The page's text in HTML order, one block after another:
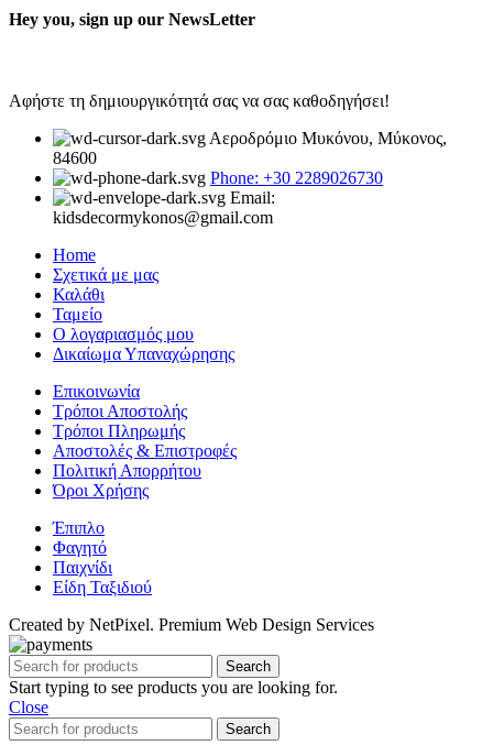
Hey you, sign up our NewsLetter
Αφήστε τη δημιουργικότητά σας να σας καθοδηγήσει!
Αεροδρόμιο Μυκόνου, Μύκονος,
84600
Phone: +30 2289026730
Email:
kidsdecormykonos@gmail.com
Home
Σχετικά με μας
Καλάθι
Ταμείο
Ο λογαριασμός μου
Δικαίωμα Υπαναχώρησης
Επικοινωνία
Τρόποι Αποστολής
Τρόποι Πληρωμής
Αποστολές & Επιστροφές
Πολιτική Απορρήτου
Όροι Χρήσης
Έπιπλο
Φαγητό
Παιχνίδι
Είδη Ταξιδιού
Created by NetPixel. Premium Web Design Services
Search
Start typing to see products you are looking for.
Close
Search